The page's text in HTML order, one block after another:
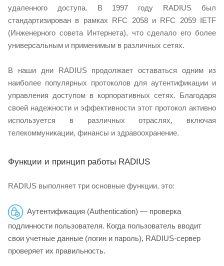
удаленного доступа. В 1997 году RADIUS был
стандартизирован в рамках RFC 2058 и RFC 2059 IETF
(Инженерного совета Интернета), что сделало его более
универсальным и применимым в различных сетях.
В наши дни RADIUS продолжает оставаться одним из
наиболее популярных протоколов для аутентификации и
управления доступом в корпоративных сетях. Благодаря
своей надежности и эффективности этот протокол активно
используется в различных отраслях, включая
телекоммуникации, финансы и здравоохранение.
Функции и принцип работы RADIUS
RADIUS выполняет три основные функции, это:
Аутентификация (Authentication) — проверка
подлинности пользователя. Когда пользователь вводит
свои учетные данные (логин и пароль), RADIUS-сервер
проверяет их правильность.